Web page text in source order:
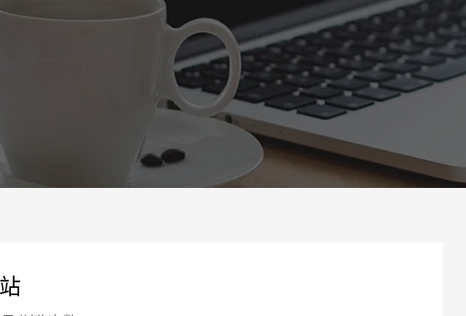
适应各个终端设备网站
购物商城系统开发
零售在线电子商务网站
外贸出口网站
外贸进出口网站开发
企业
创意
企业网站建设解决方案
更贴身、易落地、高性价比
营销型网站
可精准流量统
外贸网站建设解决方案
视觉、功能系统，展示产品
品牌形象网
操作方便、结
政府网站建设解决方案
可轻松定制风格各异、频道
新能源行业
案
行业新闻
Industry information
网
网站观点
Website viewpoint
发展历程
一路走来感谢您的陪伴